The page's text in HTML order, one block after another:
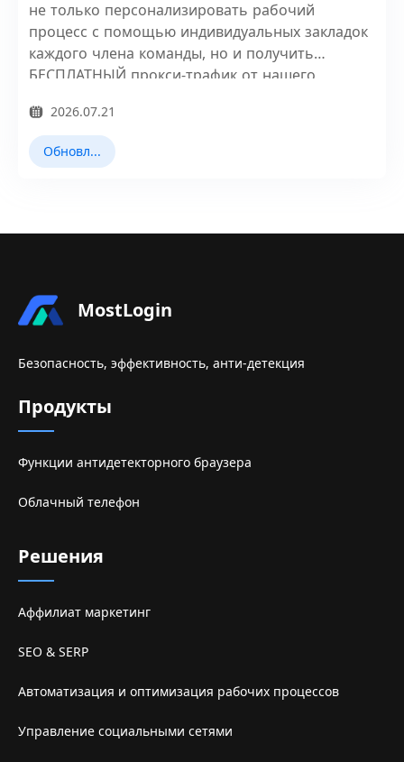
не только персонализировать рабочий
процесс с помощью индивидуальных закладок
каждого члена команды, но и получить
БЕСПЛАТНЫЙ прокси-трафик от нашего
2026.07.21
Обновления продукта
MostLogin
Безопасность, эффективность, анти-детекция
Продукты
Функции антидетекторного браузера
Облачный телефон
Решения
Аффилиат маркетинг
SEO & SERP
Автоматизация и оптимизация рабочих процессов
Управление социальными сетями